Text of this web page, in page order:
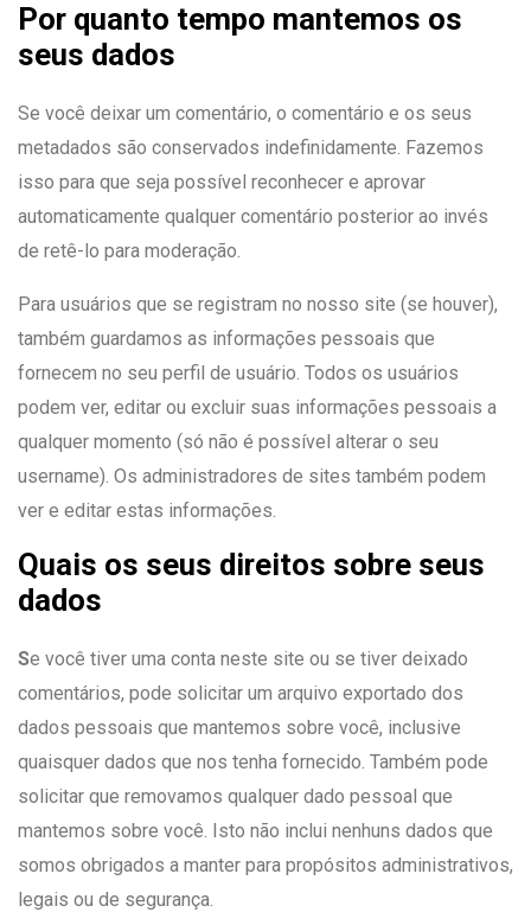
Por quanto tempo mantemos os
seus dados
Se você deixar um comentário, o comentário e os seus
metadados são conservados indefinidamente. Fazemos
isso para que seja possível reconhecer e aprovar
automaticamente qualquer comentário posterior ao invés
de retê-lo para moderação.
Para usuários que se registram no nosso site (se houver),
também guardamos as informações pessoais que
fornecem no seu perfil de usuário. Todos os usuários
podem ver, editar ou excluir suas informações pessoais a
qualquer momento (só não é possível alterar o seu
username). Os administradores de sites também podem
ver e editar estas informações.
Quais os seus direitos sobre seus
dados
Se você tiver uma conta neste site ou se tiver deixado
comentários, pode solicitar um arquivo exportado dos
dados pessoais que mantemos sobre você, inclusive
quaisquer dados que nos tenha fornecido. Também pode
solicitar que removamos qualquer dado pessoal que
mantemos sobre você. Isto não inclui nenhuns dados que
somos obrigados a manter para propósitos administrativos,
legais ou de segurança.